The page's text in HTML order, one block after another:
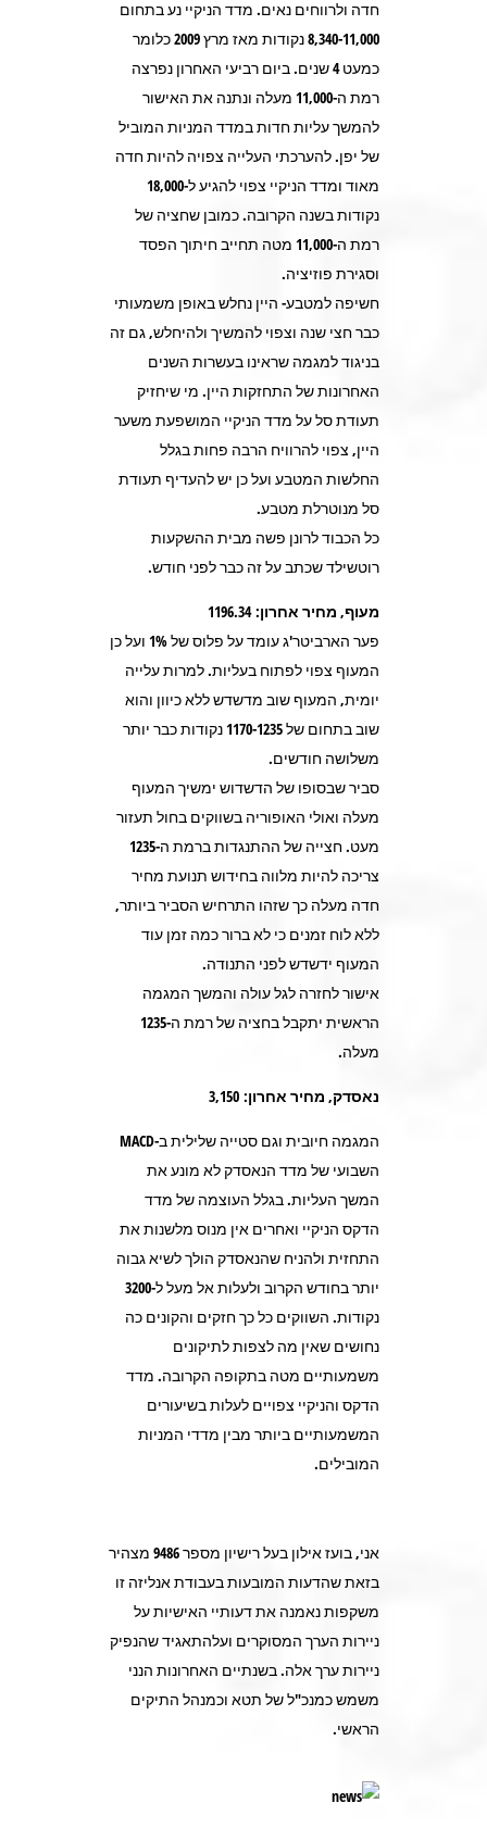
חדה ולרווחים נאים. מדד הניקיי נע בתחום
8,340-11,000 נקודות מאז מרץ 2009 כלומר
כמעט 4 שנים. ביום רביעי האחרון נפרצה
רמת ה-11,000 מעלה ונתנה את האישור
להמשך עליות חדות במדד המניות המוביל
של יפן. להערכתי העלייה צפויה להיות חדה
מאוד ומדד הניקיי צפוי להגיע ל-18,000
נקודות בשנה הקרובה. כמובן שחציה של
רמת ה-11,000 מטה תחייב חיתוך הפסד
וסגירת פוזיציה.
חשיפה למטבע- היין נחלש באופן משמעותי
כבר חצי שנה וצפוי להמשיך ולהיחלש, גם זה
בניגוד למגמה שראינו בעשרות השנים
האחרונות של התחזקות היין. מי שיחזיק
תעודת סל על מדד הניקיי המושפעת משער
היין, צפוי להרוויח הרבה פחות בגלל
החלשות המטבע ועל כן יש להעדיף תעודת
סל מנוטרלת מטבע.
כל הכבוד לרונן פשה מבית ההשקעות
רוטשילד שכתב על זה כבר לפני חודש.
מעוף, מחיר אחרון: 1196.34
פער הארביטר'ג עומד על פלוס של 1% ועל כן
המעוף צפוי לפתוח בעליות. למרות עלייה
יומית, המעוף שוב מדשדש ללא כיוון והוא
שוב בתחום של 1170-1235 נקודות כבר יותר
משלושה חודשים.
סביר שבסופו של הדשדוש ימשיך המעוף
מעלה ואולי האופוריה בשווקים בחול תעזור
מעט. חצייה של ההתנגדות ברמת ה-1235
צריכה להיות מלווה בחידוש תנועת מחיר
חדה מעלה כך שזהו התרחיש הסביר ביותר,
ללא לוח זמנים כי לא ברור כמה זמן עוד
המעוף ידשדש לפני התנודה.
אישור לחזרה לגל עולה והמשך המגמה
הראשית יתקבל בחציה של רמת ה-1235
מעלה.
נאסדק, מחיר אחרון: 3,150
המגמה חיובית וגם סטייה שלילית ב-MACD
השבועי של מדד הנאסדק לא מונע את
המשך העליות. בגלל העוצמה של מדד
הדקס הניקיי ואחרים אין מנוס מלשנות את
התחזית ולהניח שהנאסדק הולך לשיא גבוה
יותר בחודש הקרוב ולעלות אל מעל ל-3200
נקודות. השווקים כל כך חזקים והקונים כה
נחושים שאין מה לצפות לתיקונים
משמעותיים מטה בתקופה הקרובה. מדד
הדקס והניקיי צפויים לעלות בשיעורים
המשמעותיים ביותר מבין מדדי המניות
המובילים.
אני, בועז אילון בעל רישיון מספר 9486 מצהיר
בזאת שהדעות המובעות בעבודת אנליזה זו
משקפות נאמנה את דעותיי האישיות על
ניירות הערך המסוקרים ועלהתאגיד שהנפיק
ניירות ערך אלה. בשנתיים האחרונות הנני
משמש כמנכ"ל של תטא וכמנהל התיקים
הראשי.